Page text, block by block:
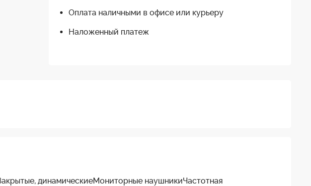
Оплата наличными в офисе или курьеру
Наложенный платеж
динамическиеМониторные наушникиЧастотная